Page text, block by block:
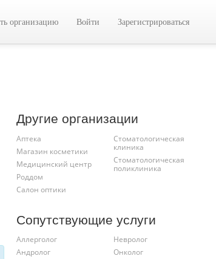
организацию Войти Зарегистрироваться
Другие организации
Аптека
Магазин косметики
Медицинский центр
Роддом
Салон оптики
Стоматологическая
клиника
Стоматологическая
поликлиника
Сопутствующие услуги
Аллерголог
Андролог
Невролог
Онколог